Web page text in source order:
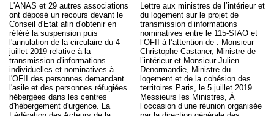
L'ANAS et 29 autres associations
ont déposé un recours devant le
Conseil d'Etat afin d'obtenir en
référé la suspension puis
l'annulation de la circulaire du 4
juillet 2019 relative à la
transmission d'informations
individuelles et nominatives à
l'OFII des personnes demandant
l'asile et des personnes réfugiées
hébergées dans les centres
d'hébergement d'urgence. La
Lettre aux ministres de l’intérieur et
du logement sur le projet de
transmission d’informations
nominatives entre le 115-SIAO et
l’OFII à l’attention de : Monsieur
Christophe Castaner, Ministre de
l’intérieur et Monsieur Julien
Denormandie, Ministre du
logement et de la cohésion des
territoires Paris, le 5 juillet 2019
Messieurs les Ministres, À
l’occasion d’une réunion organisée